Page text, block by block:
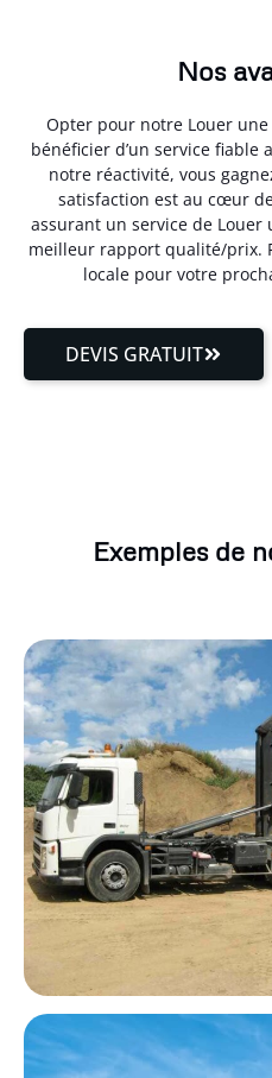
Nos
Opter pour notre Louer une
bénéficier d’un service fiable
notre réactivité, vous
satisfaction est au cœur
assurant un service de
meilleur rapport qualité/prix.
locale pour votre
DEVIS GRATUIT
Exemples de